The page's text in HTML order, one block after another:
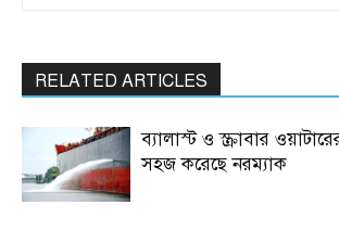
RELATED ARTICLES
ব্যালাস্ট ও স্ক্রাবার
সহজ করেছে নরম্যাক